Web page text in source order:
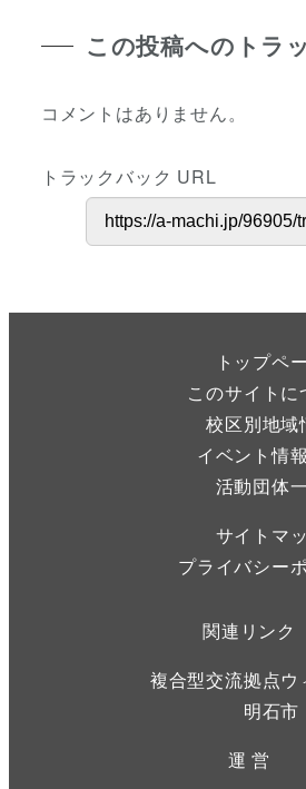
この投稿へのトラ
コメントはありません。
トラックバック URL
トップペ
このサイトに
校区別地域
イベント情
活動団体
サイトマ
プライバシー
関連リンク
複合型交流拠点ウ
明石市
運 営